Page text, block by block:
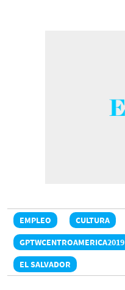
EMPLEO CULTURA
GPTWCENTROAMERICA2019
EL SALVADOR